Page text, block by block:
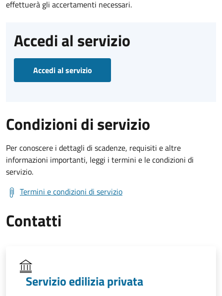
effettuerà gli accertamenti necessari.
Accedi al servizio
Accedi al servizio
Condizioni di servizio
Per conoscere i dettagli di scadenze, requisiti e altre
informazioni importanti, leggi i termini e le condizioni di
servizio.
Termini e condizioni di servizio
Contatti
Servizio edilizia privata